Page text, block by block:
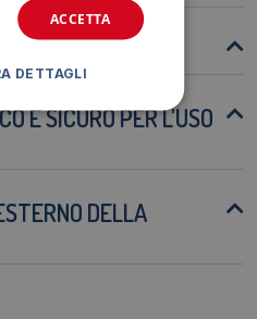
MANCINI?
E SICURO PER L'USO
DELLA
ACCETTA
DETTAGLI